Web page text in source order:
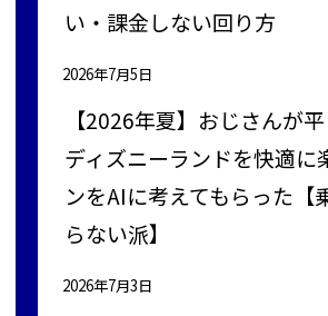
い・課金しない回り方
2026年7月5日
【2026年夏】おじさんが
ディズニーランドを快適に
ンをAIに考えてもらった【
らない派】
2026年7月3日